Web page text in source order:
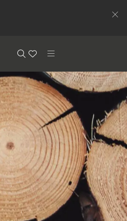
Search
Search
Floor.Wishlist